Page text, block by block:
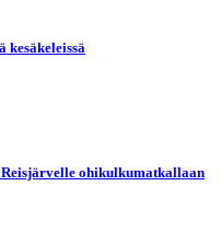
kesäkeleissä
ohikulkumatkallaan